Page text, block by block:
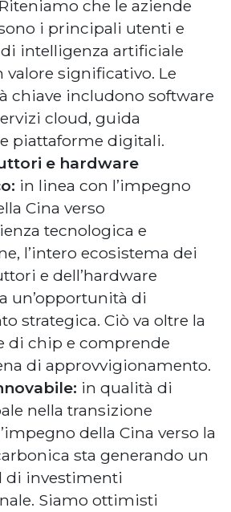
Riteniamo che le aziende
i principali utenti e
intelligenza artificiale
valore significativo. Le
chiave includono software
cloud, guida
piattaforme digitali.
e hardware
in linea con l’impegno
Cina verso
tecnologica e
l’intero ecosistema dei
e dell’hardware
un’opportunità di
strategica. Ciò va oltre la
di chip e comprende
di approvvigionamento.
in qualità di
nella transizione
della Cina verso la
sta generando un
di investimenti
Siamo ottimisti